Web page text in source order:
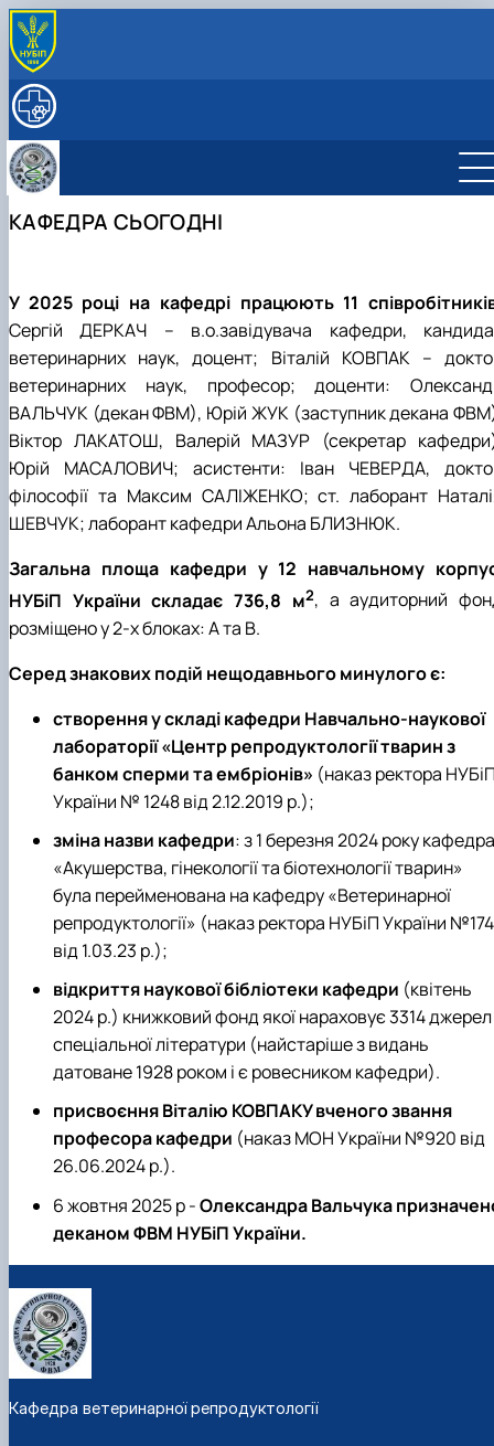
ПРО КАФЕДРУ
Структура (лабораторії, дослідницькі центри/
групи)
Наукова лабораторія, обладнання та можливості
Проекти та гранти
Публікації
Фізіологія та патологія відтворення тварин
Біотехнологія та генетика відтворення
тварин
Фізіологія і патологія молочної залози
ОСВІТА
Робочі програми та ЕНК дисциплін на 2026-27
Курси
МІЖНАРОДНА ДІЯЛЬНІСТЬ
Міжнародні проекти
ПОСЛУГИ
Підвищення кваліфікації
Прейскурант на послуги клініки кафедри
КАФЕДРА СЬОГОДНІ
У 2025 році на кафедрі працюють 11
Сергій ДЕРКАЧ – в.о.завідувача кафедри,
ветеринарних наук, доцент; Віталій КОВПАК –
ветеринарних наук, професор; доценти:
ВАЛЬЧУК (декан ФВМ), Юрій ЖУК (заступник декана
Віктор ЛАКАТОШ, Валерій МАЗУР (секретар
Юрій МАСАЛОВИЧ; асистенти: Іван ЧЕВЕРДА,
філософії та Максим САЛІЖЕНКО; ст. лаборант
ШЕВЧУК; лаборант кафедри Альона БЛИЗНЮК.
Загальна площа кафедри у 12 навчальному
НУБіП України складає 736,8 м2, а аудиторний
розміщено у 2-х блоках: А та В.
Серед знакових подій нещодавнього минулого є:
створення у складі кафедри Навчально-наукової
лабораторії «Центр репродуктології тварин з
банком сперми та ембріонів» (наказ ректора
України № 1248 від 2.12.2019 р.);
зміна назви кафедри: з 1 березня 2024 року кафедра
«Акушерства, гінекології та біотехнології тварин»
була перейменована на кафедру «Ветеринарної
репродуктології» (наказ ректора НУБіП України №174
від 1.03.23 р.);
відкриття наукової бібліотеки кафедри (квітень
2024 р.) книжковий фонд якої нараховує 3314 джерел
спеціальної літератури (найстаріше з видань
датоване 1928 роком і є ровесником кафедри).
присвоєння Віталію КОВПАКУ вченого звання
професора кафедри (наказ МОН України №920 від
26.06.2024 р.).
6 жовтня 2025 р -Олександра Вальчука
деканом ФВМ НУБіП України.
Кафедра ветеринарної репродуктології